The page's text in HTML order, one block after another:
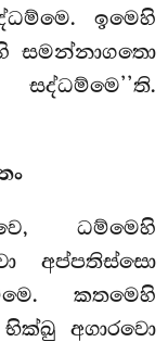
ඉමෙහි
සමන්නාගතො
ධම්මෙහි
අප්පතිස්සො
කතමෙහි
අගාරවො